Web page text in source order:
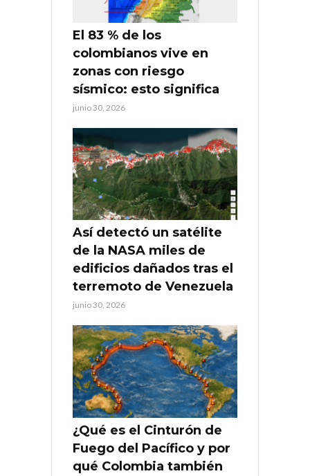
El 83 % de los
colombianos vive en
zonas con riesgo
sísmico: esto significa
junio 30, 2026
Así detectó un satélite
de la NASA miles de
edificios dañados tras el
terremoto de Venezuela
junio 30, 2026
¿Qué es el Cinturón de
Fuego del Pacífico y por
qué Colombia también